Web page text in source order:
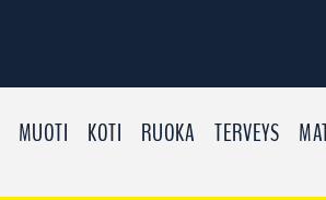
MUOTI KOTI RUOKA TERVEYS